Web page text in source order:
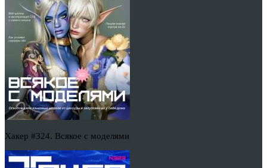
Хакер #324. Всякое с моделями